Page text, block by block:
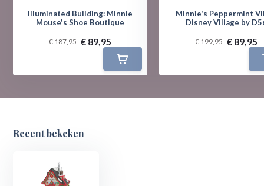
Illuminated Building: Minnie
Mouse's Shoe Boutique
€ 187,95 € 89,95
Minnie's Peppermint
Disney Village by
€ 199,95 € 89,95
Recent bekeken